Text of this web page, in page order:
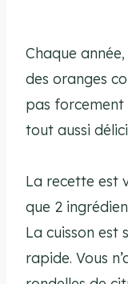
Chaque
des oranges
pas forcement
tout aussi
La recette est
que 2
La cuisson est
rapide. Vous